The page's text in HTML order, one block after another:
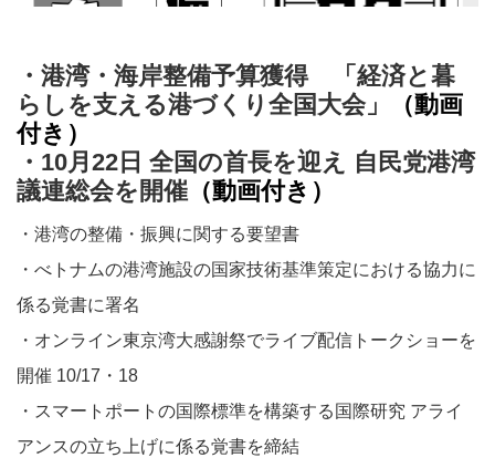
・港湾・海岸整備予算獲得 「経済と暮
らしを支える港づくり全国大会」
（動画
付き ）
・10月22日 全国の首長を迎え 自民党港湾
議連総会を開催 （動画付き ）
・港湾の整備・振興に関する要望書
・べトナムの港湾施設の国家技術基準策定における協力に
係る覚書に署名
・オンライン東京湾大感謝祭でライブ配信トークショーを
開催 10/17・18
・スマートポートの国際標準を構築する国際研究 アライ
アンスの立ち上げに係る覚書を締結